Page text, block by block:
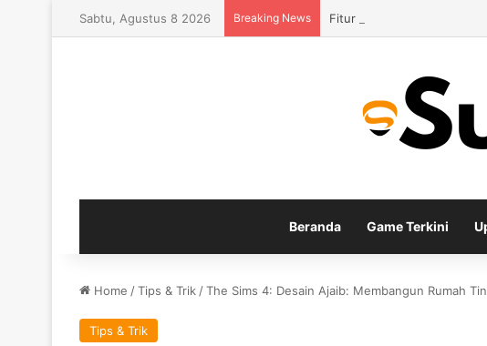
Sabtu, Agustus 8 2026 Breaking News Fitur Gameplay Baru EA
Beranda Game Terkini
Home /Tips & Trik /The Sims 4: Desain Ajaib: Membangun Rumah
Tips & Trik